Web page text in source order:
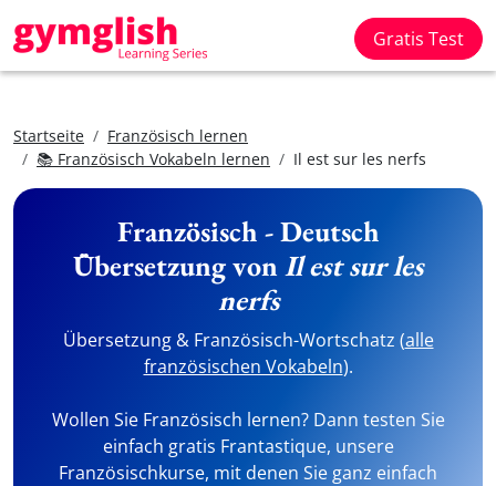
Gratis Test
Startseite
Französisch lernen
📚 Französisch Vokabeln lernen
Il est sur les nerfs
Französisch - Deutsch
Übersetzung vonIl est sur les
nerfs
Übersetzung & Französisch-Wortschatz (alle
französischen Vokabeln).
Wollen Sie Französisch lernen? Dann testen Sie
einfach gratis Frantastique, unsere
Französischkurse, mit denen Sie ganz einfach